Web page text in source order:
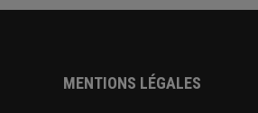
MENTIONS LÉGALES